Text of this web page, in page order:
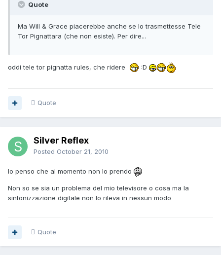
Quote
Ma Will & Grace piacerebbe anche se lo trasmettesse Tele
Tor Pignattara (che non esiste). Per dire...
oddi tele tor pignatta rules, che ridere :D
Quote
Silver Reflex
Posted October 21, 2010
Io penso che al momento non lo prendo
Non so se sia un problema del mio televisore o cosa ma la
sintonizzazione digitale non lo rileva in nessun modo
Quote